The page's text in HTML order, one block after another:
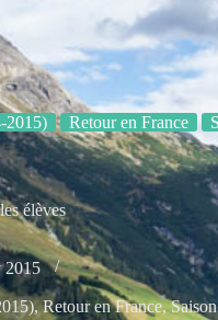
2015) Retour en France
élèves
2015
,Retour en France,